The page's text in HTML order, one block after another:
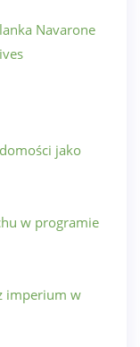
Navarone
jako
w programie
imperium w